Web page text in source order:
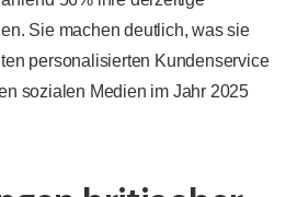
Sie machen deutlich, was sie
personalisierten Kundenservice
sozialen Medien im Jahr 2025